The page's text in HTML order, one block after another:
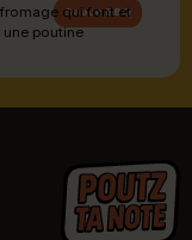
Sauce BBQ
qui font et
une poutine